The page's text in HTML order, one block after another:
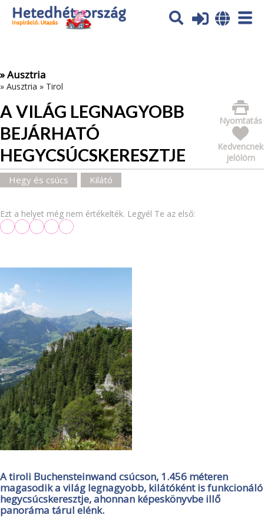
Az oldal sütiket (cookies) használ. További tájékoztatás itt:
Adatvédelmi tájékoztató
» Ausztria
» Ausztria » Tirol
A VILÁG LEGNAGYOBB
BEJÁRHATÓ
HEGYCSÚCSKERESZTJE
Nyomtatás
Kedvencnek
jelölöm
Hegy és csúcs Kilátó
Ezt a helyet még nem értékelték. Legyél Te az első:
A tiroli Buchensteinwand csúcson, 1.456 méteren
magasodik a világ legnagyobb, kilátóként is funkcionáló
hegycsúcskeresztje, ahonnan képeskönyvbe illő
panoráma tárul elénk.